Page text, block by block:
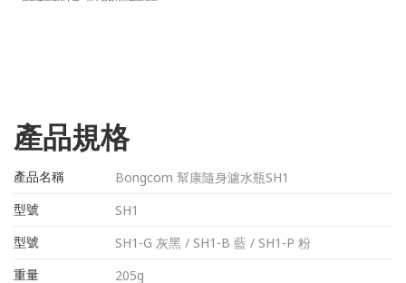
產品規格
產品名稱
Bongcom 幫康隨身濾水瓶SH1
型號
SH1
型號
SH1-G 灰黑 / SH1-B 藍 / SH1-P 粉
重量
205g